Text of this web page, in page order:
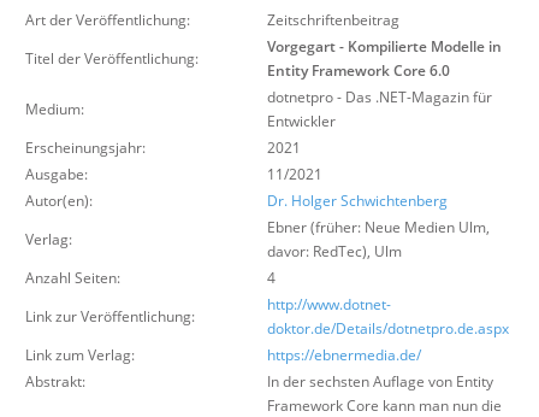
Über uns
Suche
Art der Veröffentlichung:
Zeitschriftenbeitrag
Titel der Veröffentlichung:
Vorgegart - Kompilierte Modelle in
Entity Framework Core 6.0
Medium:
dotnetpro - Das .NET-Magazin für
Entwickler
Erscheinungsjahr:
2021
Ausgabe:
11/2021
Autor(en):
Dr. Holger Schwichtenberg
Verlag:
Ebner (früher: Neue Medien Ulm,
davor: RedTec), Ulm
Anzahl Seiten:
4
Link zur Veröffentlichung:
http://www.dotnet-
doktor.de/Details/dotnetpro.de.aspx
Link zum Verlag:
https://ebnermedia.de/
Abstrakt:
In der sechsten Auflage von Entity
Framework Core kann man nun die